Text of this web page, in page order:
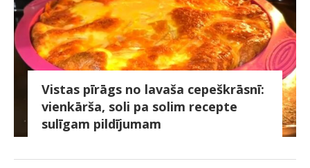
Vistas pīrāgs no lavaša cepeškrāsnī:
vienkārša, soli pa solim recepte
sulīgam pildījumam